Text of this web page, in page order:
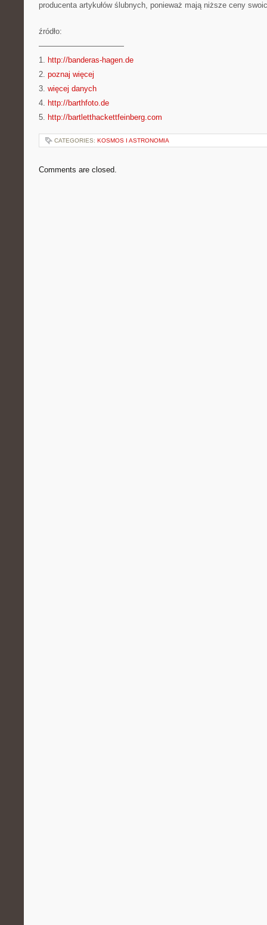
producenta artykułów ślubnych, ponieważ mają niższe ceny
źródło:
———————————
1. http://banderas-hagen.de
2. poznaj więcej
3. więcej danych
4. http://barthfoto.de
5. http://bartletthackettfeinberg.com
CATEGORIES: KOSMOS I ASTRONOMIA
Comments are closed.